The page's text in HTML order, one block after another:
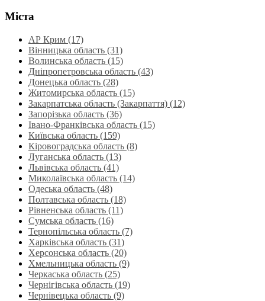
Міста
АР Крим (17)
Вінницька область (31)
Волинська область‎ (15)
Дніпропетровська область‎ (43)
Донецька область (28)
Житомирська область (15)
Закарпатська область (Закарпаття) (12)
Запорізька область (36)
Івано-Франківська область (15)
Київська область (159)
Кіровоградська область (8)
Луганська область‎ (13)
Львівська область‎ (41)
Миколаївська область‎ (14)
Одеська область‎ (48)
Полтавська область (18)
Рівненська область‎ (11)
Сумська область‎ (16)
Тернопільська область‎ (7)
Харківська область‎ (31)
Херсонська область‎ (20)
Хмельницька область‎ (9)
Черкаська область‎ (25)
Чернігівська область (19)
Чернівецька область (9)